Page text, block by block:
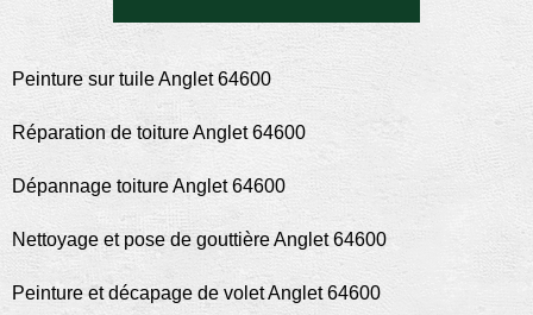
Peinture sur tuile Anglet 64600
Réparation de toiture Anglet 64600
Dépannage toiture Anglet 64600
Nettoyage et pose de gouttière Anglet 64600
Peinture et décapage de volet Anglet 64600